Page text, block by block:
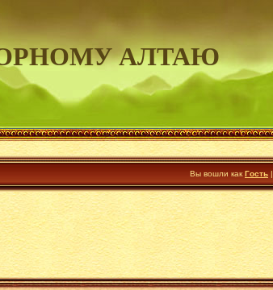
АЛТАЮ
Вы вошли как Гость |